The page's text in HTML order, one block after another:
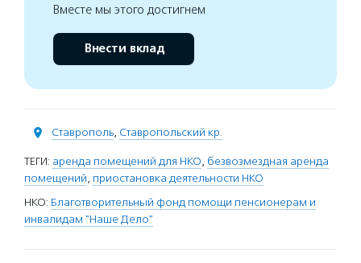
Вместе мы этого достигнем
Внести вклад
Ставрополь, Ставропольский кр.
ТЕГИ: аренда помещений для НКО, безвозмездная аренда
помещений, приостановка деятельности НКО
НКО: Благотворительный фонд помощи пенсионерам и
инвалидам "Наше Дело"